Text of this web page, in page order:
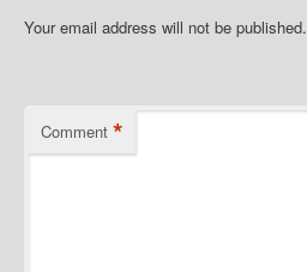
Your email address will not be published.
Comment *